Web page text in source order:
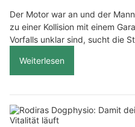
Der Motor war an und der
zu einer Kollision mit einem
Vorfalls unklar sind, sucht die
Weiterlesen